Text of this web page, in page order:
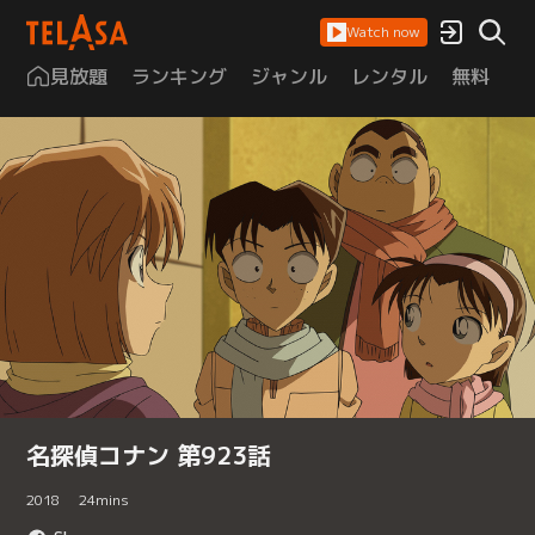
Watch now
見放題 ランキング ジャンル レンタル 無料
名探偵コナン 第923話
2018 24mins